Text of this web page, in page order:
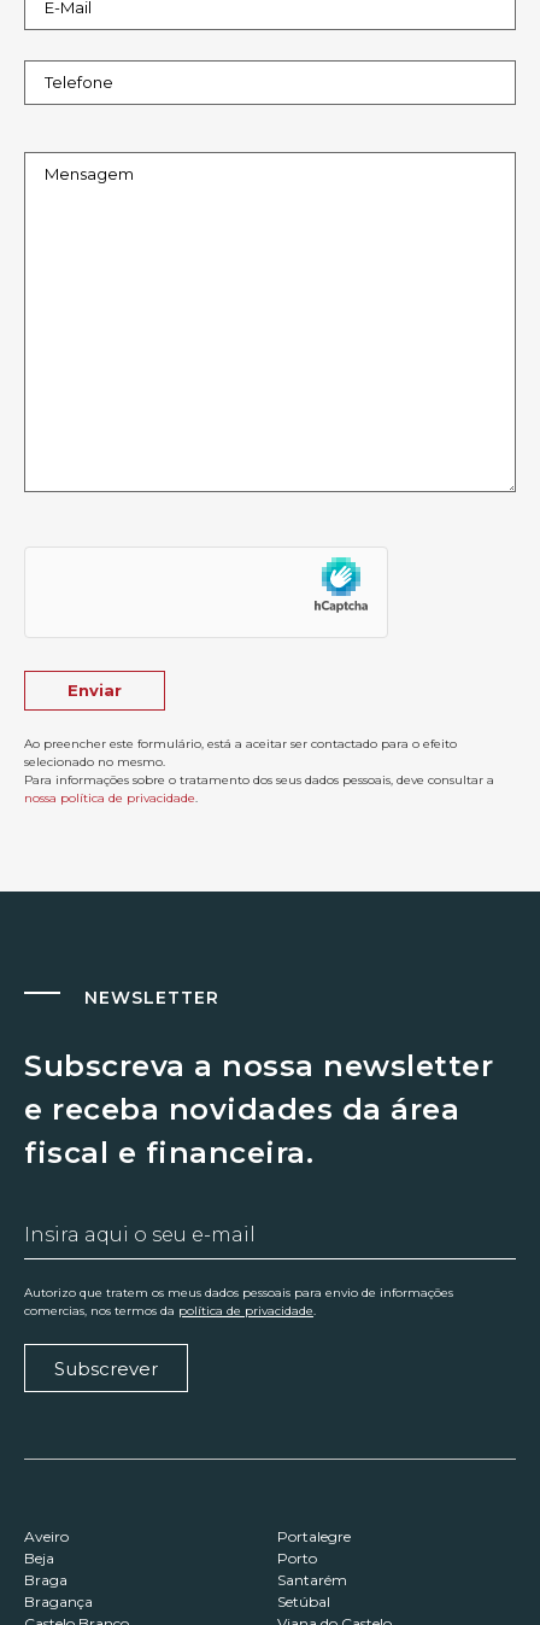
Ao preencher este formulário, está a aceitar ser contactado para o efeito
selecionado no mesmo.
Para informações sobre o tratamento dos seus dados pessoais, deve consultar a
nossa política de privacidade.
NEWSLETTER
Subscreva a nossa newsletter
e receba novidades da área
fiscal e financeira.
Autorizo que tratem os meus dados pessoais para envio de informações
comercias, nos termos da política de privacidade.
Subscrever
Aveiro
Beja
Braga
Bragança
Portalegre
Porto
Santarém
Setúbal